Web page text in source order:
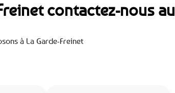
contactez-nous au
à La Garde-Freinet